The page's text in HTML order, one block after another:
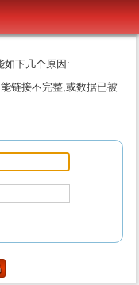
如下几个原因:
链接不完整,或数据已被